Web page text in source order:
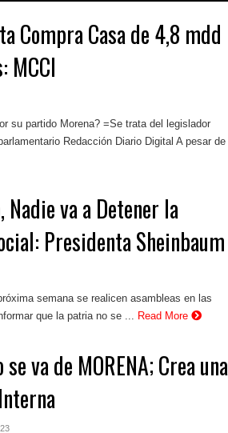
Compra Casa de 4,8 mdd
MCCI
su partido Morena? =Se trata del legislador
Redacción Diario Digital A pesar de
Nadie va a Detener la
Presidenta Sheinbaum
semana se realicen asambleas en las
que la patria no se ...
Read More
va de MORENA; Crea una